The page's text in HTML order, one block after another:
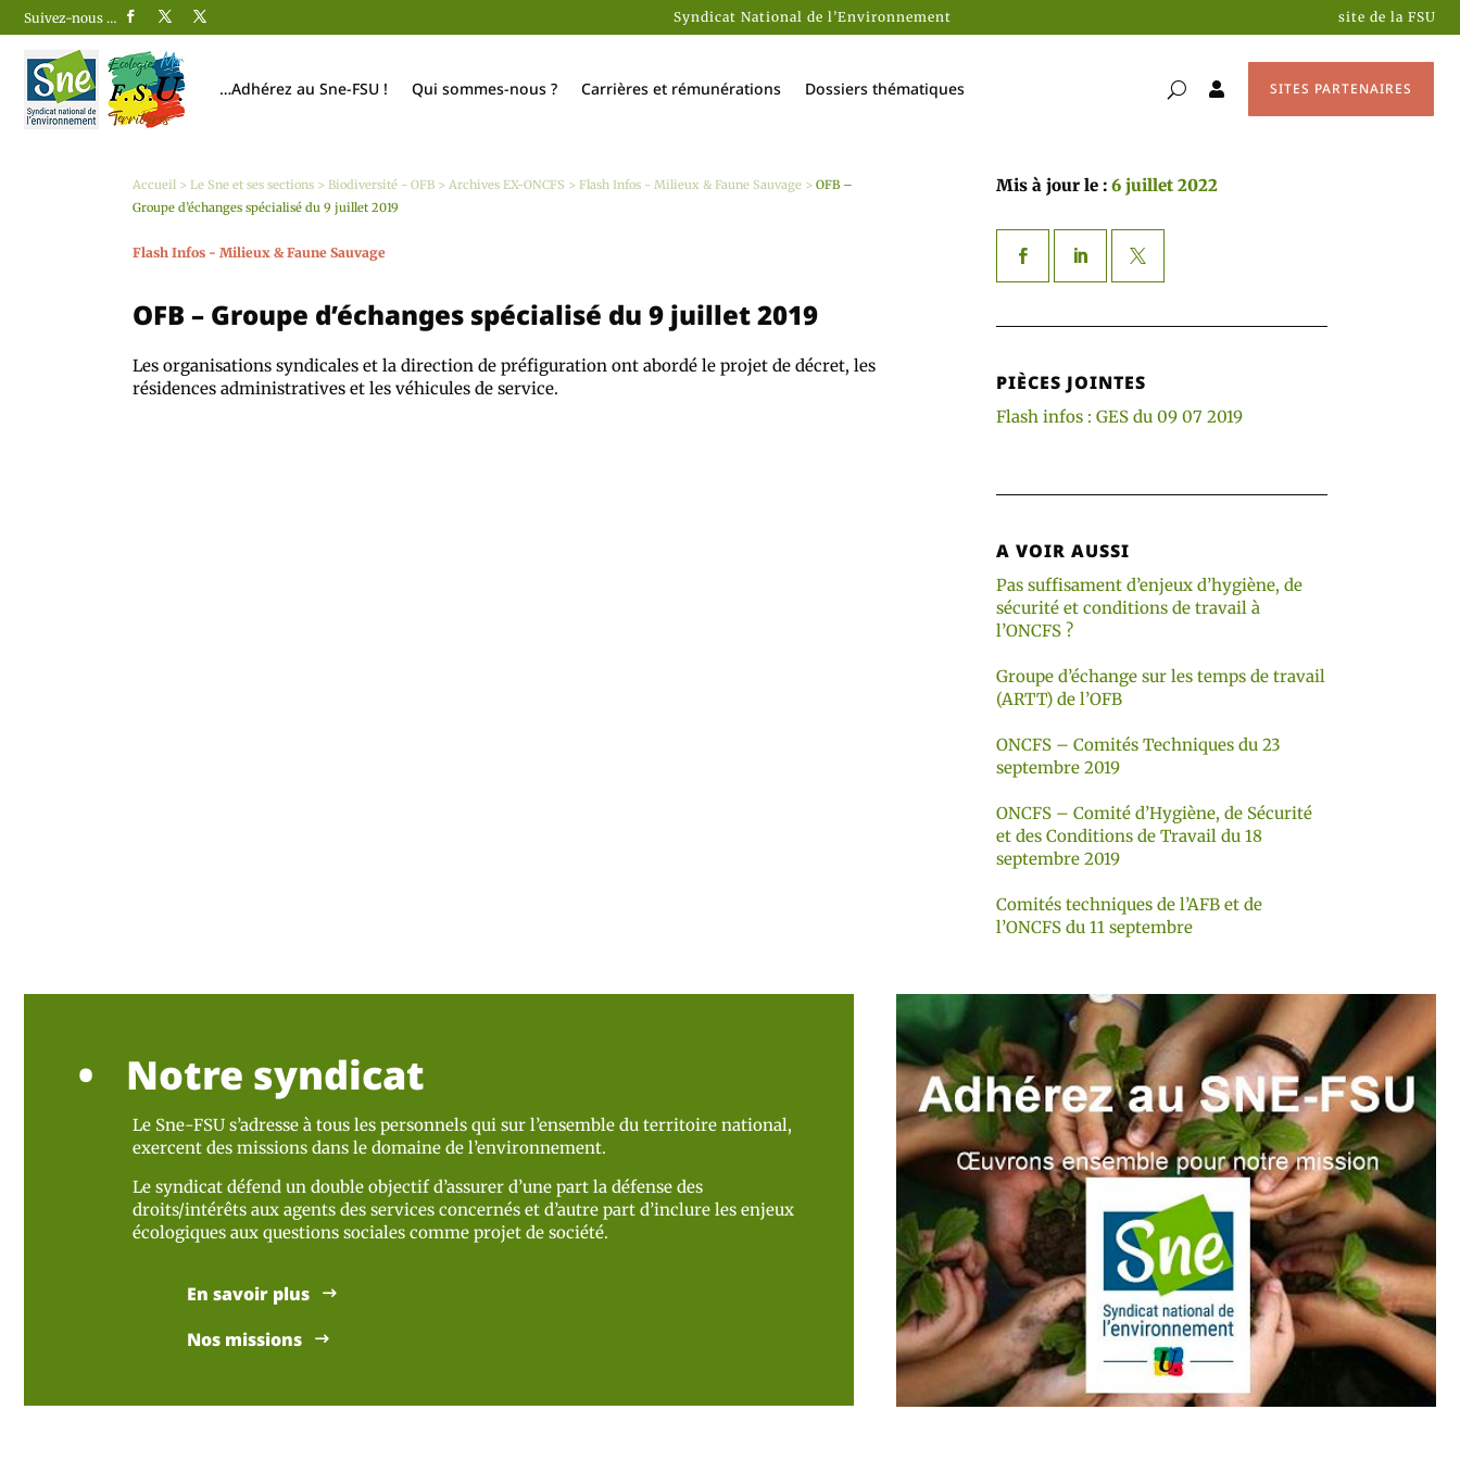
Suivez-nous … Syndicat National de l’Environnement site de la FSU
…Adhérez au Sne-FSU ! Qui sommes-nous ? Carrières et rémunérations Dossiers thématiques  SITES PARTENAIRES
Accueil > Le Sne et ses sections > Biodiversité - OFB > Archives EX-ONCFS > Flash Infos - Milieux & Faune Sauvage > OFB –
Groupe d’échanges spécialisé du 9 juillet 2019
Flash Infos - Milieux & Faune Sauvage
OFB – Groupe d’échanges spécialisé du 9 juillet 2019
Les organisations syndicales et la direction de préfiguration ont abordé le projet de décret, les
résidences administratives et les véhicules de service.
Mis à jour le : 6 juillet 2022
PIÈCES JOINTES
Flash infos : GES du 09 07 2019
A VOIR AUSSI
Pas suffisament d’enjeux d’hygiène, de
sécurité et conditions de travail à
l’ONCFS ?
Groupe d’échange sur les temps de travail
(ARTT) de l’OFB
ONCFS – Comités Techniques du 23
septembre 2019
ONCFS – Comité d’Hygiène, de Sécurité
et des Conditions de Travail du 18
septembre 2019
Comités techniques de l’AFB et de
l’ONCFS du 11 septembre
Notre syndicat
Le Sne-FSU s’adresse à tous les personnels qui sur l’ensemble du territoire national,
exercent des missions dans le domaine de l’environnement.
Le syndicat défend un double objectif d’assurer d’une part la défense des
droits/intérêts aux agents des services concernés et d’autre part d’inclure les enjeux
écologiques aux questions sociales comme projet de société.
En savoir plus
Nos missions